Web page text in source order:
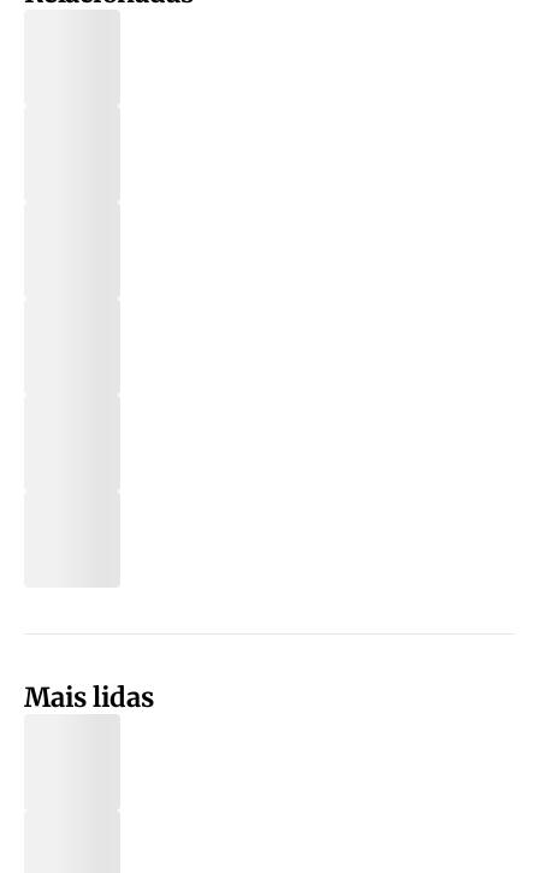
Mais lidas